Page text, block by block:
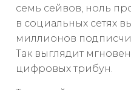
семь сейвов, ноль
в социальных сетях
миллионов
Так выглядит
цифровых трибун.